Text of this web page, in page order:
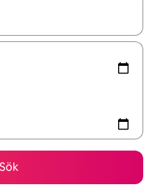
kan du navigera med upp- och
Sök